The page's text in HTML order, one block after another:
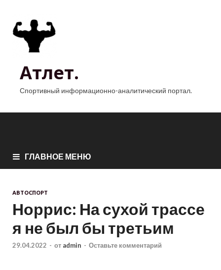
Атлет.
Спортивный информационно-аналитический портал.
ГЛАВНОЕ МЕНЮ
АВТОСПОРТ
Норрис: На сухой трассе
я не был бы третьим
29.04.2022 - от admin - Оставьте комментарий